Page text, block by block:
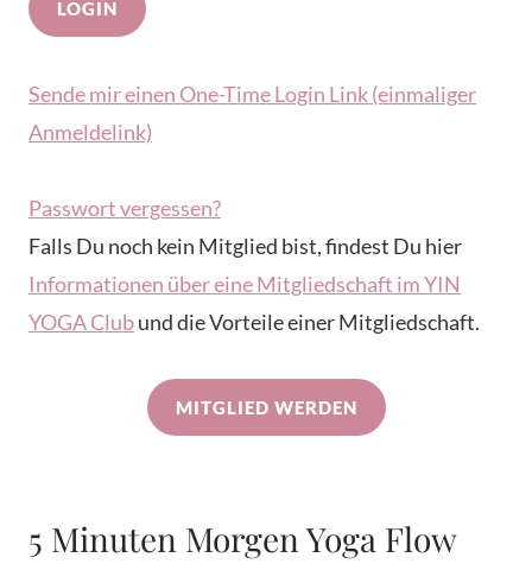
Sende mir einen One-Time Login Link (einmaliger
Anmeldelink)
Passwort vergessen?
Falls Du noch kein Mitglied bist, findest Du hier
Informationen über eine Mitgliedschaft im YIN
YOGA Clubund die Vorteile einer Mitgliedschaft.
MITGLIED WERDEN
5 Minuten Morgen Yoga Flow